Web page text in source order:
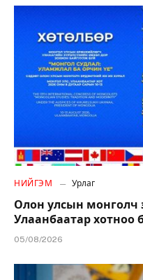
НИЙГЭМ Урлаг
Олон улсын монголч
Улаанбаатар хотноо
05/08/2026